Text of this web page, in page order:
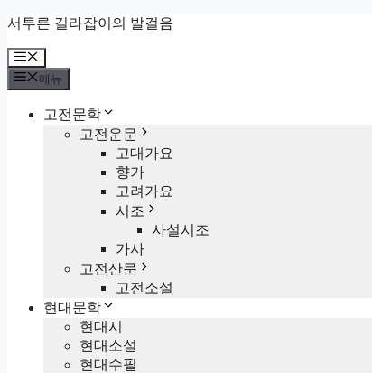
컨
츠
로
서투른 길라잡이의 발걸음
메
뉴
메뉴
고전문학
고전운문
고대가요
향가
고려가요
시조
사설시조
가사
고전산문
고전소설
현대문학
현대시
현대소설
현대수필